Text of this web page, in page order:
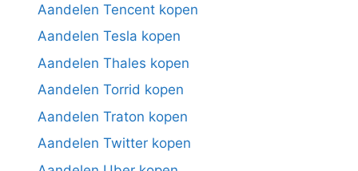
Aandelen Tencent kopen
Aandelen Tesla kopen
Aandelen Thales kopen
Aandelen Torrid kopen
Aandelen Traton kopen
Aandelen Twitter kopen